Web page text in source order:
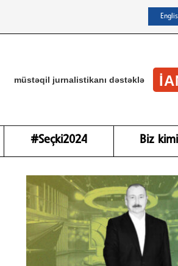
müstəqil jurnalistikanı dəstəklə
#Seçki2024 Biz